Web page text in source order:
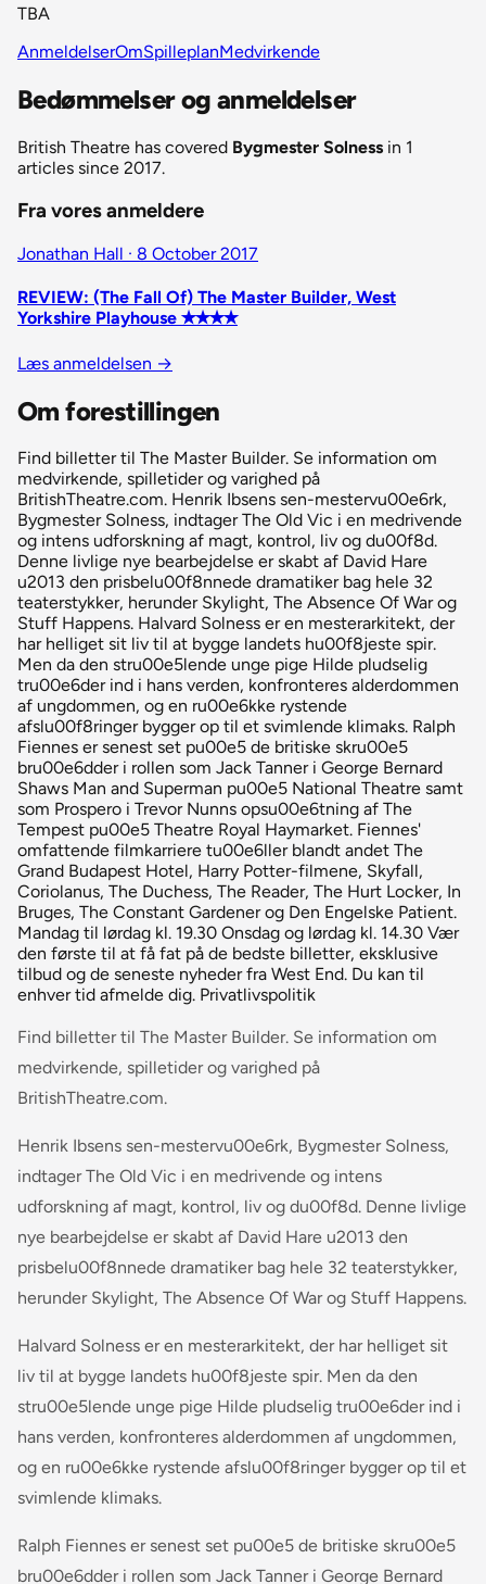
TBA
AnmeldelserOmSpilleplanMedvirkende
Bedømmelser og anmeldelser
British Theatre has covered Bygmester Solness in 1
articles since 2017.
Fra vores anmeldere
Jonathan Hall · 8 October 2017
REVIEW: (The Fall Of) The Master Builder, West
Yorkshire Playhouse ✭✭✭✭
Læs anmeldelsen →
Om forestillingen
Find billetter til The Master Builder. Se information om
medvirkende, spilletider og varighed på
BritishTheatre.com. Henrik Ibsens sen-mestervu00e6rk,
Bygmester Solness, indtager The Old Vic i en medrivende
og intens udforskning af magt, kontrol, liv og du00f8d.
Denne livlige nye bearbejdelse er skabt af David Hare
u2013 den prisbelu00f8nnede dramatiker bag hele 32
teaterstykker, herunder Skylight, The Absence Of War og
Stuff Happens. Halvard Solness er en mesterarkitekt, der
har helliget sit liv til at bygge landets hu00f8jeste spir.
Men da den stru00e5lende unge pige Hilde pludselig
tru00e6der ind i hans verden, konfronteres alderdommen
af ungdommen, og en ru00e6kke rystende
afslu00f8ringer bygger op til et svimlende klimaks. Ralph
Fiennes er senest set pu00e5 de britiske skru00e5
bru00e6dder i rollen som Jack Tanner i George Bernard
Shaws Man and Superman pu00e5 National Theatre samt
som Prospero i Trevor Nunns opsu00e6tning af The
Tempest pu00e5 Theatre Royal Haymarket. Fiennes'
omfattende filmkarriere tu00e6ller blandt andet The
Grand Budapest Hotel, Harry Potter-filmene, Skyfall,
Coriolanus, The Duchess, The Reader, The Hurt Locker, In
Bruges, The Constant Gardener og Den Engelske Patient.
Mandag til lørdag kl. 19.30 Onsdag og lørdag kl. 14.30 Vær
den første til at få fat på de bedste billetter, eksklusive
tilbud og de seneste nyheder fra West End. Du kan til
enhver tid afmelde dig. Privatlivspolitik
Find billetter til The Master Builder. Se information om
medvirkende, spilletider og varighed på
BritishTheatre.com.
Henrik Ibsens sen-mestervu00e6rk, Bygmester Solness,
indtager The Old Vic i en medrivende og intens
udforskning af magt, kontrol, liv og du00f8d. Denne livlige
nye bearbejdelse er skabt af David Hare u2013 den
prisbelu00f8nnede dramatiker bag hele 32 teaterstykker,
herunder Skylight, The Absence Of War og Stuff Happens.
Halvard Solness er en mesterarkitekt, der har helliget sit
liv til at bygge landets hu00f8jeste spir. Men da den
stru00e5lende unge pige Hilde pludselig tru00e6der ind i
hans verden, konfronteres alderdommen af ungdommen,
og en ru00e6kke rystende afslu00f8ringer bygger op til et
svimlende klimaks.
Ralph Fiennes er senest set pu00e5 de britiske skru00e5
bru00e6dder i rollen som Jack Tanner i George Bernard